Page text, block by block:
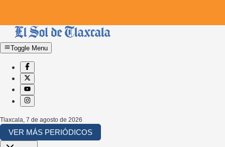
Toggle Menu
Tlaxcala 7 de agosto de 2026
VER MÁS PERIÓDICOS